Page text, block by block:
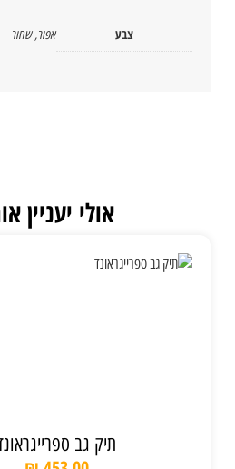
צבע אפור,שחור
אולי יעניין
תיק גב